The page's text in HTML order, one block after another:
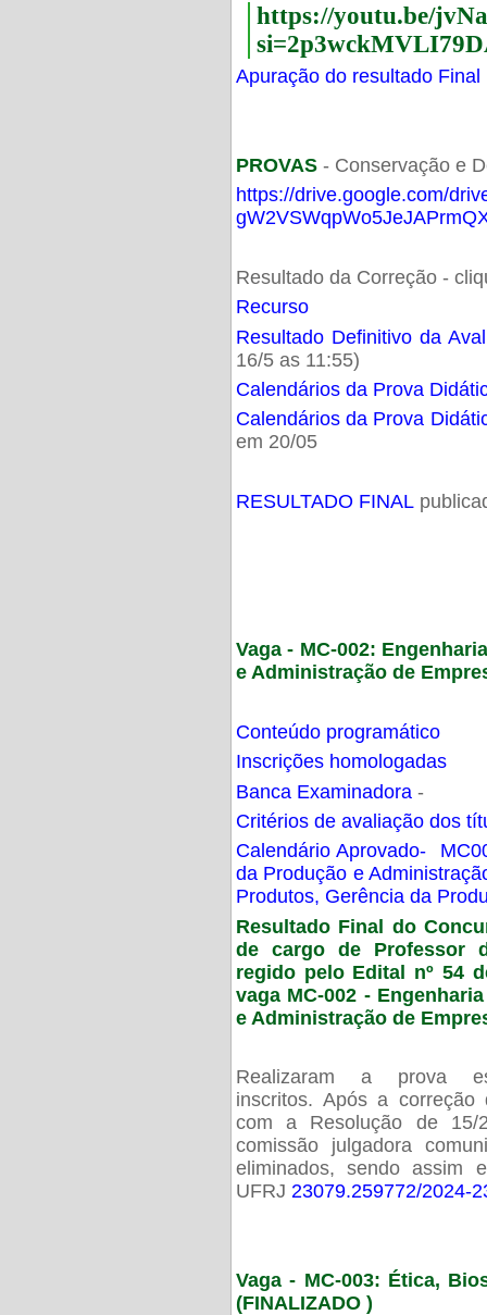
https://youtu.be/
Apuração do resultado Final
PROVAS- Conservação e
https://drive.google.com/
Resultado da Correção -
Recurso
Resultado Definitivo da
16/5 as 11:55)
Calendários da Prova
Calendários da Prova
em 20/05
RESULTADO FINAL
Vaga - MC-002:
e Administração de
Conteúdo programático
Inscrições homologadas
Banca Examinadora -
Critérios de avaliação dos
Calendário Aprovado-
da Produção e
Produtos, Gerência da
Resultado Final do
de cargo de Professor
regido pelo Edital nº 54
vaga MC-002 -
e Administração de
Realizaram a prova
inscritos. Após a
com a Resolução de 15/
comissão julgadora
eliminados, sendo assim
UFRJ 23079.259772/2024-
Vaga - MC-003: Ética,
(FINALIZADO )